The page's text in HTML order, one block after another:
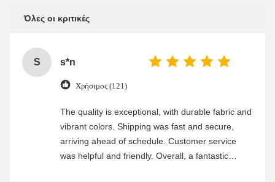
Όλες οι κριτικές
S s*n
Χρήσιμος (121)
The quality is exceptional, with durable fabric and
vibrant colors. Shipping was fast and secure,
arriving ahead of schedule. Customer service
was helpful and friendly. Overall, a fantastic